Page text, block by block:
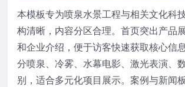
本模板专为喷泉水景工程与相关文化科
构清晰，内容分区合理。首页突出产品
和企业介绍，便于访客快速获取核心信
分喷泉、冷雾、水幕电影、激光表演、
别，适合多元化项目展示。案例与新闻